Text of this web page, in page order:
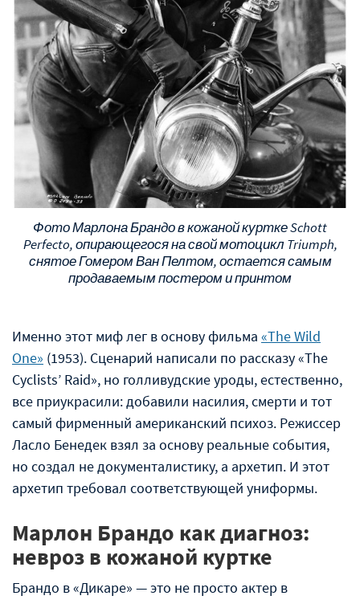
Фото Марлона Брандо в кожаной куртке Schott
Perfecto, опирающегося на свой мотоцикл Triumph,
снятое Гомером Ван Пелтом, остается самым
продаваемым постером и принтом
Именно этот миф лег в основу фильма «The Wild
One» (1953). Сценарий написали по рассказу «The
Cyclists’ Raid», но голливудские уроды, естественно,
все приукрасили: добавили насилия, смерти и тот
самый фирменный американский психоз. Режиссер
Ласло Бенедек взял за основу реальные события,
но создал не документалистику, а архетип. И этот
архетип требовал соответствующей униформы.
Марлон Брандо как диагноз:
невроз в кожаной куртке
Брандо в «Дикаре» — это не просто актер в